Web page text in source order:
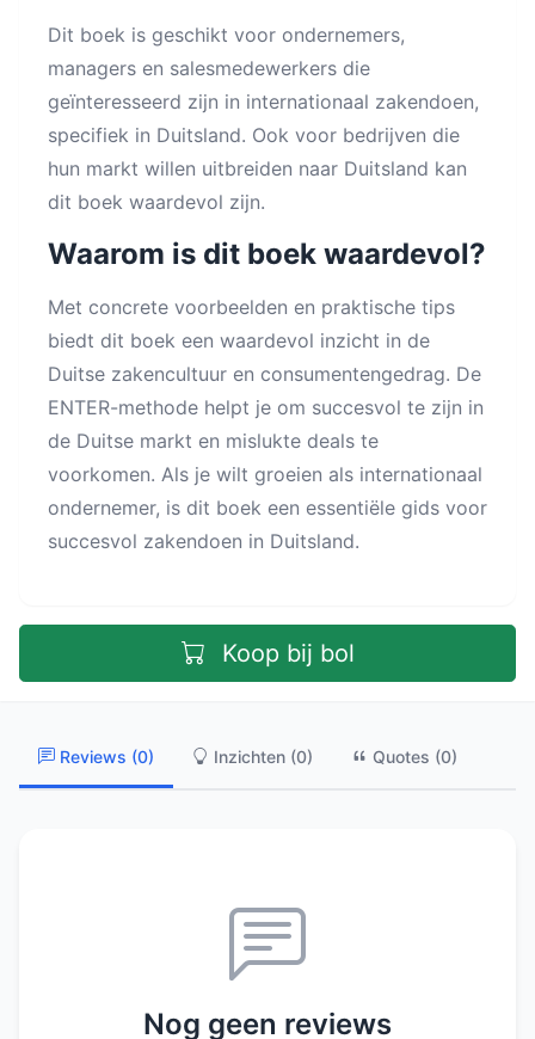
Dit boek is geschikt voor ondernemers,
managers en salesmedewerkers die
geïnteresseerd zijn in internationaal zakendoen,
specifiek in Duitsland. Ook voor bedrijven die
hun markt willen uitbreiden naar Duitsland kan
dit boek waardevol zijn.
Waarom is dit boek waardevol?
Met concrete voorbeelden en praktische tips
biedt dit boek een waardevol inzicht in de
Duitse zakencultuur en consumentengedrag. De
ENTER-methode helpt je om succesvol te zijn in
de Duitse markt en mislukte deals te
voorkomen. Als je wilt groeien als internationaal
ondernemer, is dit boek een essentiële gids voor
succesvol zakendoen in Duitsland.
Koop bij bol
Reviews (0) Inzichten (0) Quotes (0)
Nog geen reviews